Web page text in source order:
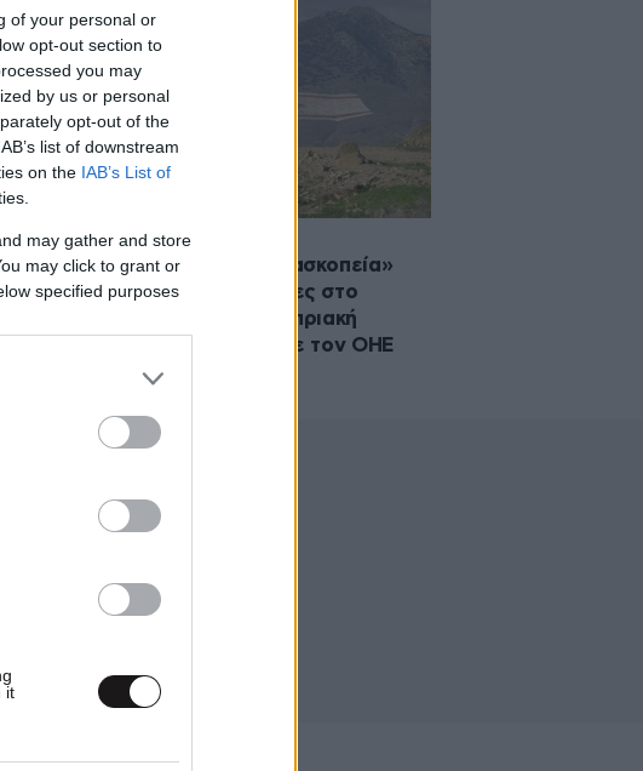
of your personal or
opt-out section to
you may
by us or personal
opt-out of the
list of downstream
on the IAB’s List of
may gather and store
may click to grant or
specified purposes
it
20·07·2025 14:26
Συνελήφθησαν για «κατασκοπεία»
Ελληνοκύπριοι πρόσφυγες στο
Τρίκωμο – Ενήμερη η Κυπριακή
Δημοκρατία, σε επαφή με τον ΟΗΕ